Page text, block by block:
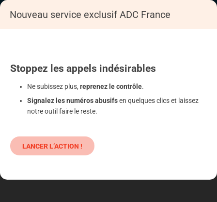
Nouveau service exclusif ADC France
Stoppez les appels indésirables
Ne subissez plus, reprenez le contrôle.
Signalez les numéros abusifsen quelques clics et laissez
notre outil faire le reste.
LANCER L’ACTION !